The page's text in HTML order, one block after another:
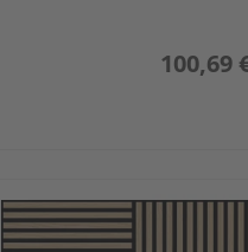
100,69